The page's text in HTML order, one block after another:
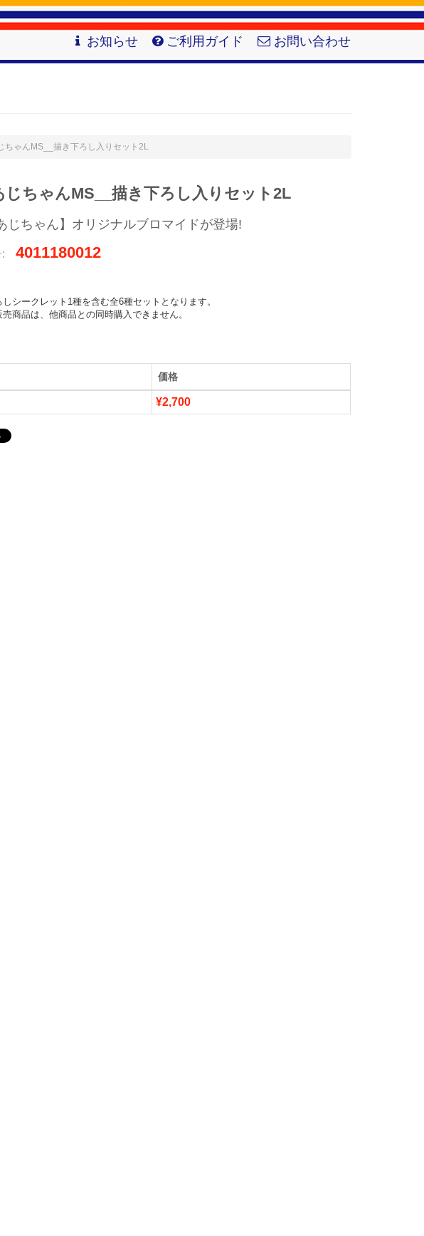
お知らせ ご利用ガイド お問い合わせ
ちゃんMS__描き下ろし入りセット2L
じちゃんMS__描き下ろし入りセット2L
じちゃん】オリジナルブロマイドが登場!
4011180012
シークレット1種を含む全6種セットとなります。
商品は、他商品との同時購入できません。
価格
¥2,700